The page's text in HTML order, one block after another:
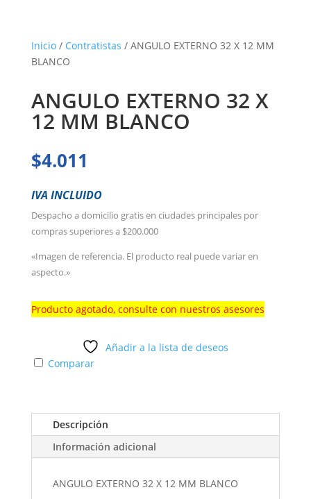
Inicio/ Contratistas / ANGULO EXTERNO 32 X 12 MM
BLANCO
ANGULO EXTERNO 32 X
12 MM BLANCO
$4.011
IVA INCLUIDO
Despacho a domicilio gratis en ciudades principales por
compras superiores a $200.000
«Imagen de referencia. El producto real puede variar en
aspecto.»
Producto agotado, consulte con nuestros asesores
Añadir a la lista de deseos
Comparar
Descripción
Información adicional
ANGULO EXTERNO 32 X 12 MM BLANCO